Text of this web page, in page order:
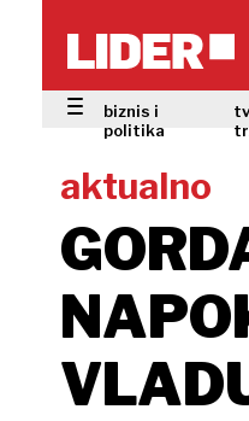
biznis i
politika
aktualno